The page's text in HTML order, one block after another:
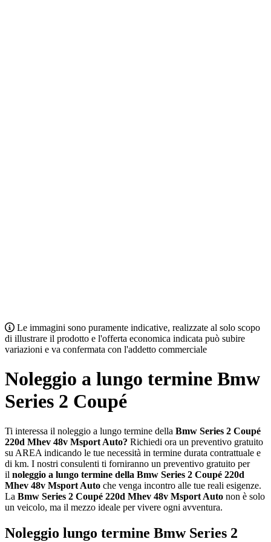
Le immagini sono puramente indicative, realizzate al solo scopo
di illustrare il prodotto e l'offerta economica indicata può subire
variazioni e va confermata con l'addetto commerciale
Noleggio a lungo termine Bmw
Series 2 Coupé
Ti interessa il noleggio a lungo termine della Bmw Series 2 Coupé
220d Mhev 48v Msport Auto? Richiedi ora un preventivo gratuito
su AREA indicando le tue necessità in termine durata contrattuale e
di km. I nostri consulenti ti forniranno un preventivo gratuito per
il noleggio a lungo termine della Bmw Series 2 Coupé 220d
Mhev 48v Msport Auto che venga incontro alle tue reali esigenze.
La Bmw Series 2 Coupé 220d Mhev 48v Msport Auto non è solo
un veicolo, ma il mezzo ideale per vivere ogni avventura.
Noleggio lungo termine Bmw Series 2